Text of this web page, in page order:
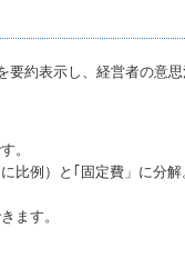
要約表示し、経営者の意
。
比例）と｢固定費」に分
ます。